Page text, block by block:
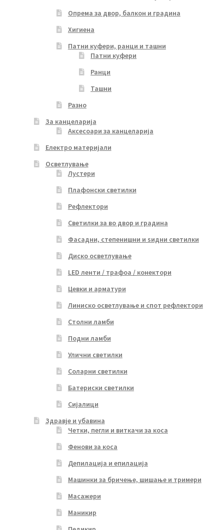
Опрема за двор, балкон и градина
Хигиена
Патни куфери, ранци и ташни
Патни куфери
Ранци
Ташни
Разно
За канцеларија
Аксесоари за канцеларија
Електро материјали
Осветлување
Лустери
Плафонски светилки
Рефлектори
Светилки за во двор и градина
Фасадни, степенишни и ѕидни светилки
Диско осветлување
LED ленти / трафоа / конектори
Цевки и арматури
Линиско осветлување и спот рефлектори
Столни ламби
Подни ламби
Улични светилки
Соларни светилки
Батериски светилки
Сијалици
Здравје и убавина
Четки, пегли и виткачи за коса
Фенови за коса
Депилација и епилација
Машинки за бричење, шишање и тримери
Масажери
Маникир